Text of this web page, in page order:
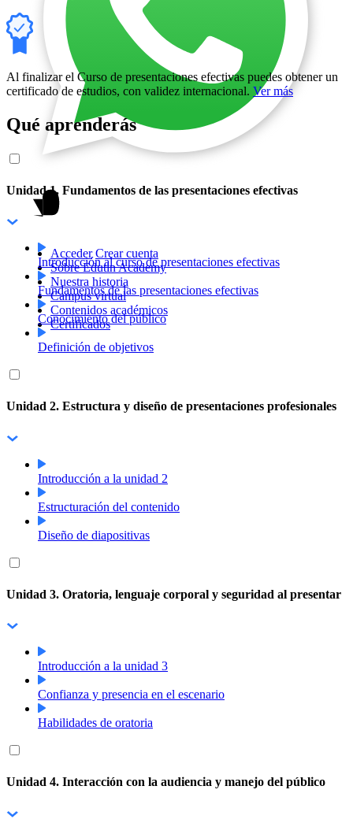
Acceder Crear cuenta
Sobre Edutin Academy
Nuestra historia
Campus virtual
Contenidos académicos
Certificados
Al finalizar el Curso de presentaciones efectivas puedes obtener un
certificado de estudios, con validez internacional. Ver más
Qué aprenderás
Unidad 1. Fundamentos de las presentaciones efectivas
Introducción al curso de presentaciones efectivas
Fundamentos de las presentaciones efectivas
Conocimiento del público
Definición de objetivos
Unidad 2. Estructura y diseño de presentaciones profesionales
Introducción a la unidad 2
Estructuración del contenido
Diseño de diapositivas
Unidad 3. Oratoria, lenguaje corporal y seguridad al presentar
Introducción a la unidad 3
Confianza y presencia en el escenario
Habilidades de oratoria
Unidad 4. Interacción con la audiencia y manejo del público